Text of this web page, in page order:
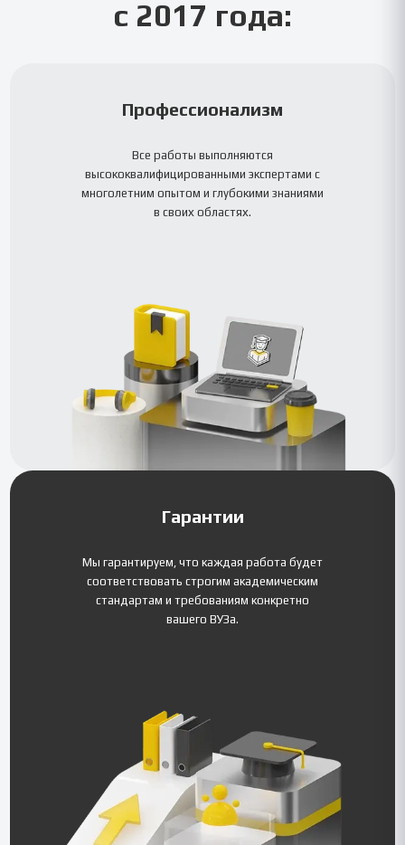
с 2017 года:
Профессионализм
Все работы выполняются
высококвалифицированными экспертами с
многолетним опытом и глубокими знаниями
в своих областях.
Гарантии
Мы гарантируем, что каждая работа будет
соответствовать строгим академическим
стандартам и требованиям конкретно
вашего ВУЗа.